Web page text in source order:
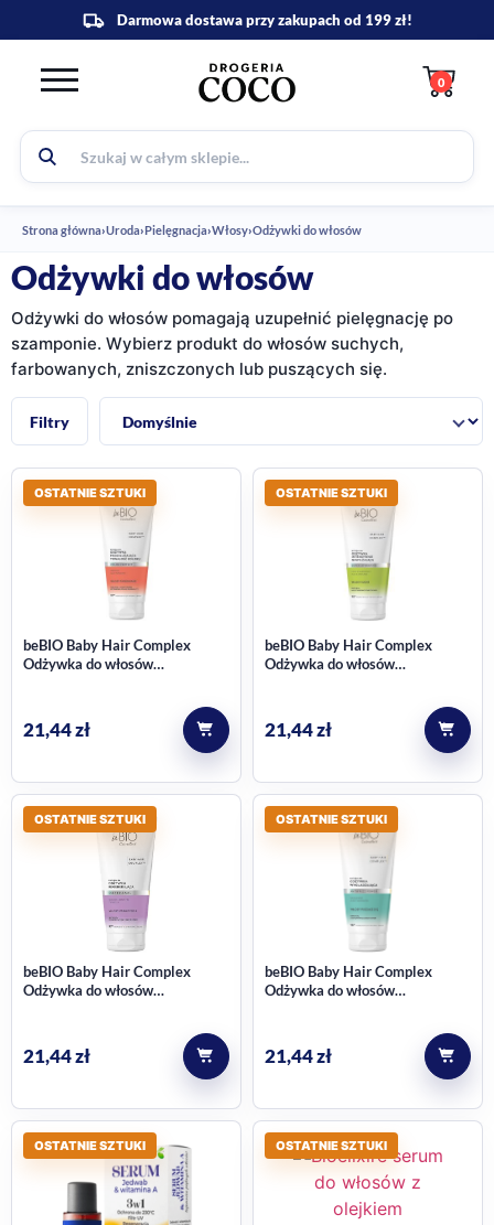
0
Strona główna›Uroda›Pielęgnacja›Włosy›Odżywki do włosów
Odżywki do włosów
Odżywki do włosów pomagają uzupełnić pielęgnację po
szamponie. Wybierz produkt do włosów suchych,
farbowanych, zniszczonych lub puszących się.
Filtry
Sortuj:
OSTATNIE SZTUKI
beBIO Baby Hair Complex
Odżywka do włosów
21,44zł
OSTATNIE SZTUKI
beBIO Baby Hair Complex
Odżywka do włosów
21,44zł
OSTATNIE SZTUKI
beBIO Baby Hair Complex
Odżywka do włosów
21,44zł
OSTATNIE SZTUKI
beBIO Baby Hair Complex
Odżywka do włosów
21,44zł
OSTATNIE SZTUKI OSTATNIE SZTUKI